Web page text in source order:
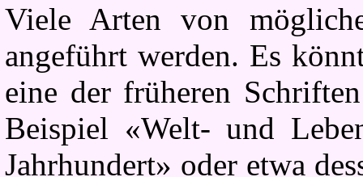
Viele Arten von
angeführt werden. Es
eine der früheren
Beispiel «Welt- und
Jahrhundert» oder etwa